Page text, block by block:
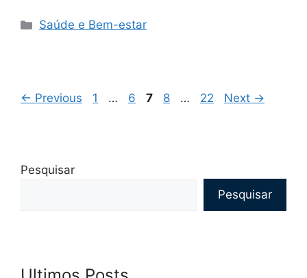
Categorias
Saúde e Bem-estar
← Previous Page
1 … Page
6 Page
7 Page
8 … Page
22 Next →
Pesquisar
Pesquisar